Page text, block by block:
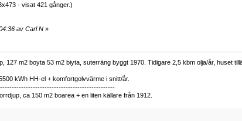
- visat 421 gånger.)
av Carl N»
127 m2 boyta 53 m2 biyta, suterräng byggt 1970. Tidigare 2,5 kbm olja/år, huset
kWh HH-el + komfortgolvvärme i snitt/år.
ca 150 m2 boarea + en liten källare från 1912.